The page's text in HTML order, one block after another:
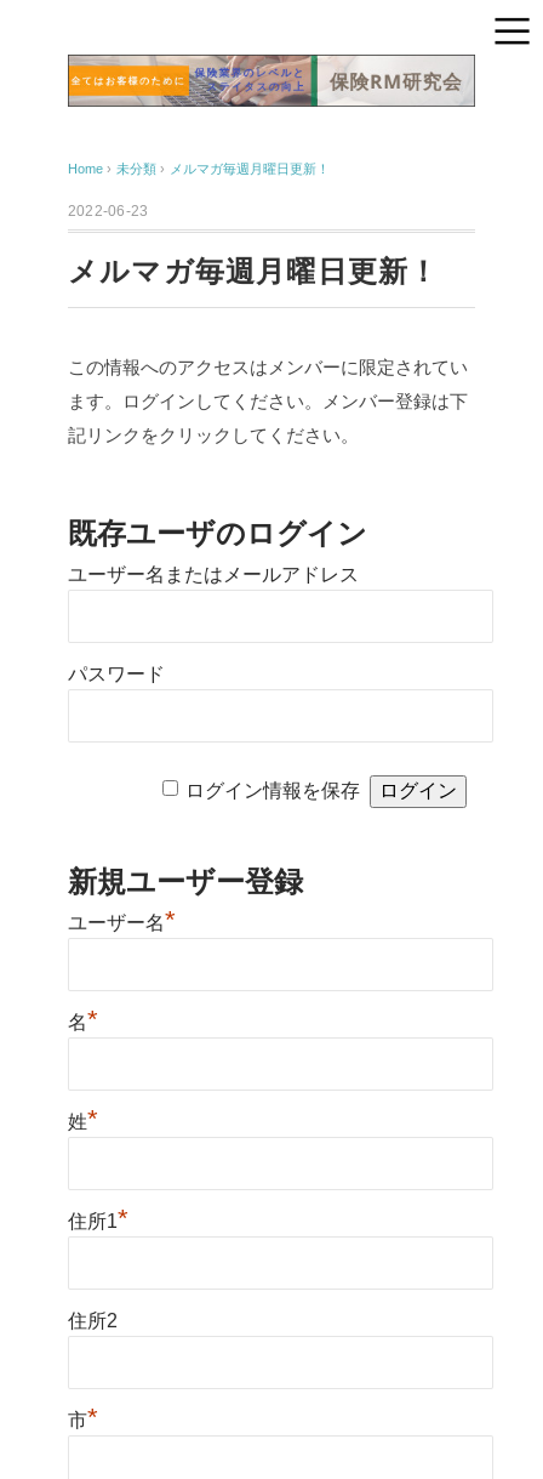
Home › 未分類 › メルマガ毎週月曜日更新！
2022-06-23
メルマガ毎週月曜日更新！
この情報へのアクセスはメンバーに限定されてい
ます。ログインしてください。メンバー登録は下
記リンクをクリックしてください。
既存ユーザのログイン
ユーザー名またはメールアドレス
パスワード
ログイン情報を保存
新規ユーザー登録
ユーザー名*
名*
姓*
住所1*
住所2
市*